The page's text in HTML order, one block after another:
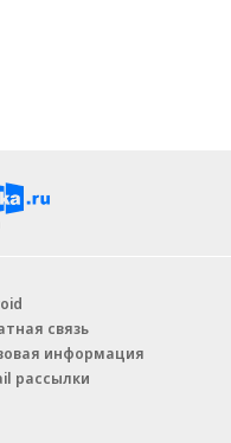
связь
информация
рассылки